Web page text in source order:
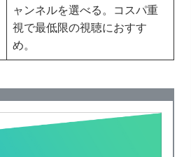
ャンネルを選べる。コスパ重
視で最低限の視聴におすす
め。